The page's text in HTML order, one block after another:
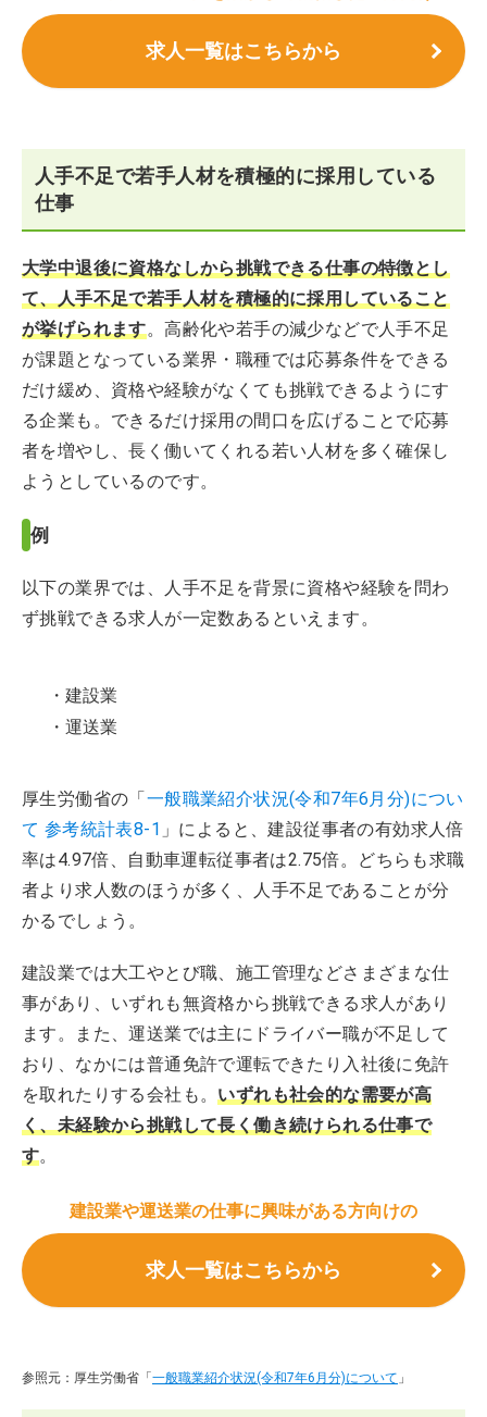
求人一覧はこちらから
人手不足で若手人材を積極的に採用している
仕事
大学中退後に資格なしから挑戦できる仕事の特徴とし
て、人手不足で若手人材を積極的に採用していること
が挙げられます。高齢化や若手の減少などで人手不足
が課題となっている業界・職種では応募条件をできる
だけ緩め、資格や経験がなくても挑戦できるようにす
る企業も。できるだけ採用の間口を広げることで応募
者を増やし、長く働いてくれる若い人材を多く確保し
ようとしているのです。
例
以下の業界では、人手不足を背景に資格や経験を問わ
ず挑戦できる求人が一定数あるといえます。
・建設業
・運送業
厚生労働省の「一般職業紹介状況(令和7年6月分)につい
て 参考統計表8-1 」によると、建設従事者の有効求人倍
率は4.97倍、自動車運転従事者は2.75倍。どちらも求職
者より求人数のほうが多く、人手不足であることが分
かるでしょう。
建設業では大工やとび職、施工管理などさまざまな仕
事があり、いずれも無資格から挑戦できる求人があり
ます。また、運送業では主にドライバー職が不足して
おり、なかには普通免許で運転できたり入社後に免許
を取れたりする会社も。いずれも社会的な需要が高
く、未経験から挑戦して長く働き続けられる仕事で
す。
建設業や運送業の仕事に興味がある方向けの
求人一覧はこちらから
参照元：厚生労働省「 一般職業紹介状況(令和7年6月分)について 」